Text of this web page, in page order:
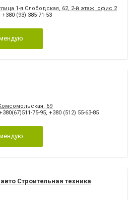
1-я Слободская, 62, 2-й этаж, офис 205
+380 (93) 385-71-53
69
75-95, +380 (512) 55-63-85
Строительная техника